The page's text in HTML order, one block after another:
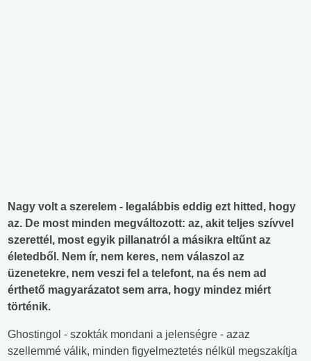
Nagy volt a szerelem - legalábbis eddig ezt hitted, hogy
az. De most minden megváltozott: az, akit teljes szívvel
szerettél, most egyik pillanatról a másikra eltűnt az
életedből. Nem ír, nem keres, nem válaszol az
üzenetekre, nem veszi fel a telefont, na és nem ad
érthető magyarázatot sem arra, hogy mindez miért
történik.
Ghostingol - szokták mondani a jelenségre - azaz
szellemmé válik, minden figyelmeztetés nélkül megszakítja